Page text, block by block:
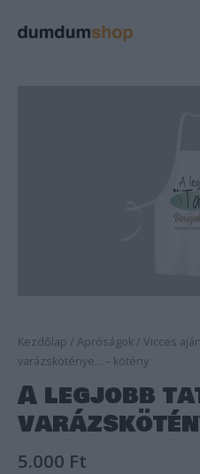
Kezdőlap / Apróságok/ Vicces
varázsköténye… – kötény
A legjobb
5.000 Ft